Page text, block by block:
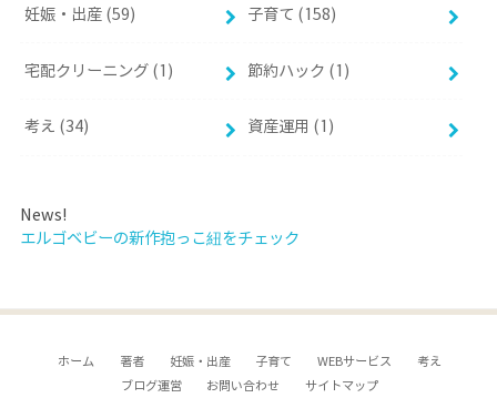
妊娠・出産 (59) 子育て (158)
宅配クリーニング (1) 節約ハック (1)
考え (34) 資産運用 (1)
News!
エルゴベビーの新作抱っこ紐をチェック
ホーム 著者 妊娠・出産 子育て WEBサービス
考え
ブログ運営
お問い合わせ サイトマップ